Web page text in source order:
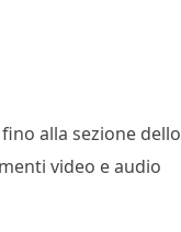
alla sezione dello
video e audio